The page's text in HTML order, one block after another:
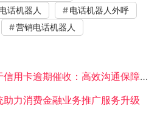
电话机器人
电话机器人外呼
营销电话机器人
卡逾期催收：高效沟通保障资金回笼
力消费金融业务推广服务升级